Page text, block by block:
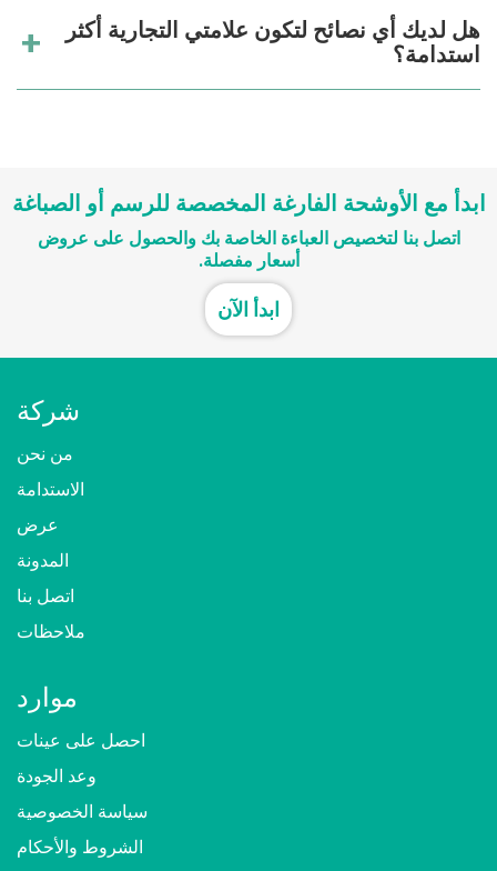
هل لديك أي نصائح لتكون علامتي التجارية أكثر
استدامة؟
ابدأ مع الأوشحة الفارغة المخصصة للرسم أو الصباغة
اتصل بنا لتخصيص العباءة الخاصة بك والحصول على عروض
أسعار مفصلة.
ابدأ الآن
شركة
من نحن
الاستدامة
عرض
المدونة
اتصل بنا
ملاحظات
موارد
احصل على عينات
وعد الجودة
سياسة الخصوصية
الشروط والأحكام